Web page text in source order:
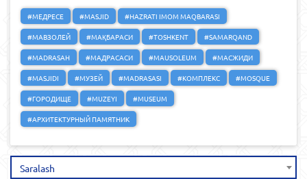
#МЕДРЕСЕ #MASJID
#HAZRATI IMOM MAQBARASI
#МАВЗОЛЕЙ
#МАҚБАРАСИ #TOSHKENT
#SAMARQAND
#MADRASAH
#МАДРАСАСИ #MAUSOLEUM
#МАСЖИДИ
#MASJIDI
#МУЗЕЙ #MADRASASI #КОМПЛЕКС
#MOSQUE
#ГОРОДИЩЕ
#MUZEYI
#MUSEUM
#АРХИТЕКТУРНЫЙ ПАМЯТНИК
Saralash